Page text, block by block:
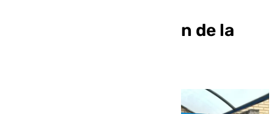
Sigue la programación de la